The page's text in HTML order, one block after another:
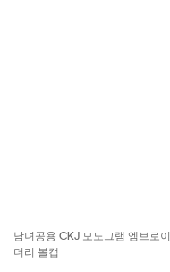
남녀공용 CKJ 모노그램 엠브로이
더리 볼캡